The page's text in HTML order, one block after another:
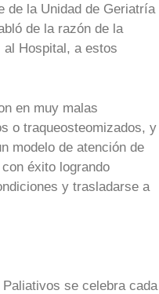
de la Unidad de Geriatría
de la razón de la
al Hospital, a estos
en muy malas
o traqueosteomizados, y
modelo de atención de
éxito logrando
y trasladarse a
se celebra cada